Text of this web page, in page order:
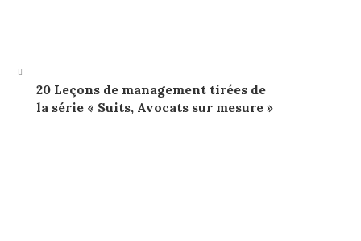
20 Leçons de management tirées de
la série « Suits, Avocats sur mesure »